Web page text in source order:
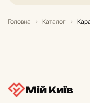
Головна › Каталог ›
Мій Київ